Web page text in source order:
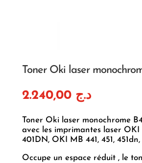
Toner Oki laser
د.ج 2.240,00
Toner Oki laser monochrome
avec les imprimantes laser OKI
401DN, OKI MB 441, 451, 451dn,
Occupe un espace réduit , le